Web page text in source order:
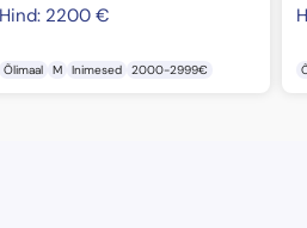
Hind: 2200€
Õlimaal M Inimesed 2000-2999€